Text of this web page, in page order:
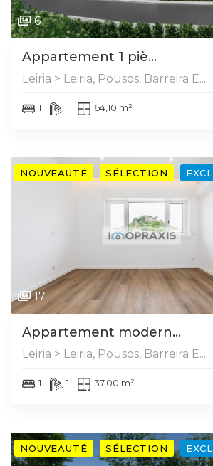
6
Appartement 1 piè...
Leiria > Leiria, Pousos, Barreira E...
1 1 64,10 m²
NOUVEAUTÉ SÉLECTION
17
Appartement modern...
Leiria > Leiria, Pousos, Barreira E...
1 1 37,00 m²
NOUVEAUTÉ SÉLECTION